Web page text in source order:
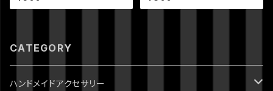
CATEGORY
ハンドメイドアクセサリー